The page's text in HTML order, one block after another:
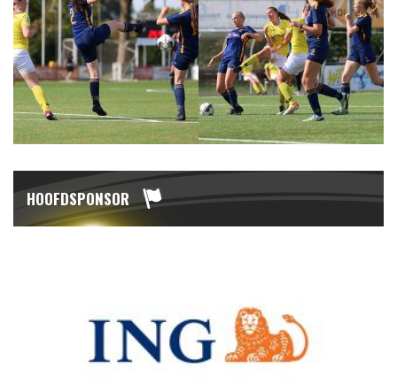
HOOFDSPONSOR